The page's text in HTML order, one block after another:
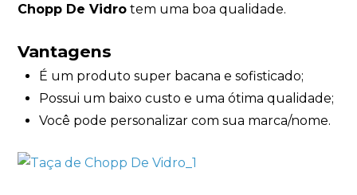
Chopp De Vidro tem uma boa qualidade.
Vantagens
É um produto super bacana e sofisticado;
Possui um baixo custo e uma ótima qualidade;
Você pode personalizar com sua marca/nome.